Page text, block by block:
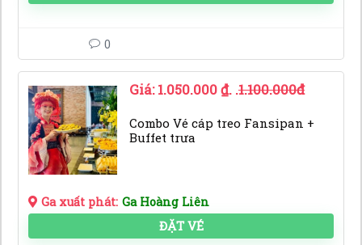
0
Giá:1.050.000₫. .1.100.000đ
Combo Vé cáp treo Fansipan +
Buffet trưa
Ga xuất phát: Ga Hoàng Liên
ĐẶT VÉ